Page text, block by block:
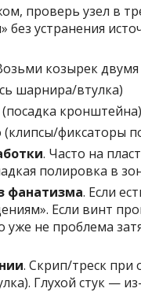
проверь узел в
без устранения
козырек
шарнира/втулка)
кронштейна)
фиксаторы
. Часто на
полировка в
фанатизма. Если
Если винт
не проблема
. Скрип/треск
Глухой стук —